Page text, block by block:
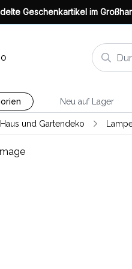
Geschenkartikel im
Neu auf Lager
Haus und Gartendeko